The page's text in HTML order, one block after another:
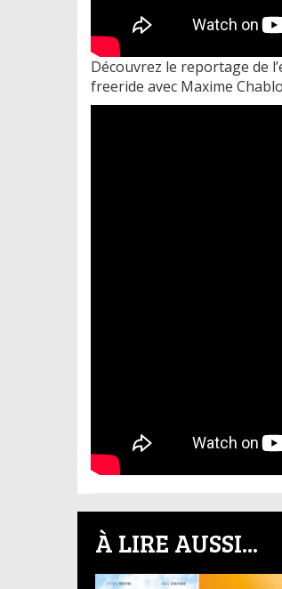
Découvrez le reportage de
freeride avec Maxime
À LIRE AUSSI...